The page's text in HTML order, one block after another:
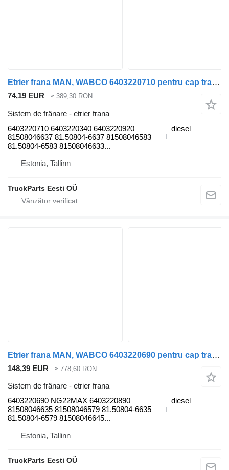
Etrier frana MAN, WABCO 6403220710 pentru cap tractor MAN TGL, TGM, TGS, TGX (2005-2021)
74,19 EUR ≈ 389,30 RON
Sistem de frânare - etrier frana
6403220710 6403220340 6403220920
81508046637 81.50804-6637 81508046583
81.50804-6583 81508046633...
diesel
Estonia, Tallinn
TruckParts Eesti OÜ
Etrier frana MAN, WABCO 6403220690 pentru cap tractor MAN TGL, TGM, TGS, TGX (2005-2021)
148,39 EUR ≈ 778,60 RON
Sistem de frânare - etrier frana
6403220690 NG22MAX 6403220890
81508046635 81508046579 81.50804-6635
81.50804-6579 81508046645...
diesel
Estonia, Tallinn
TruckParts Eesti OÜ